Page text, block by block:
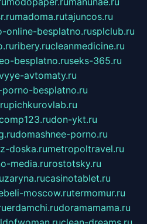
madoma.rutajuncos.ru
online-besplatno.rusplclub.ru
ribery.rucleanmedicine.ru
besplatno.ruseks-365.ru
avtomaty.ru
porno-besplatno.ru
pichkurovlab.ru
don-ykt.ru
domashnee-porno.ru
doska.rumetropoltravel.ru
media.rurostotsky.ru
zaryna.rucasinotablet.ru
moscow.rutermomur.ru
erdamchi.rudoramamama.ru